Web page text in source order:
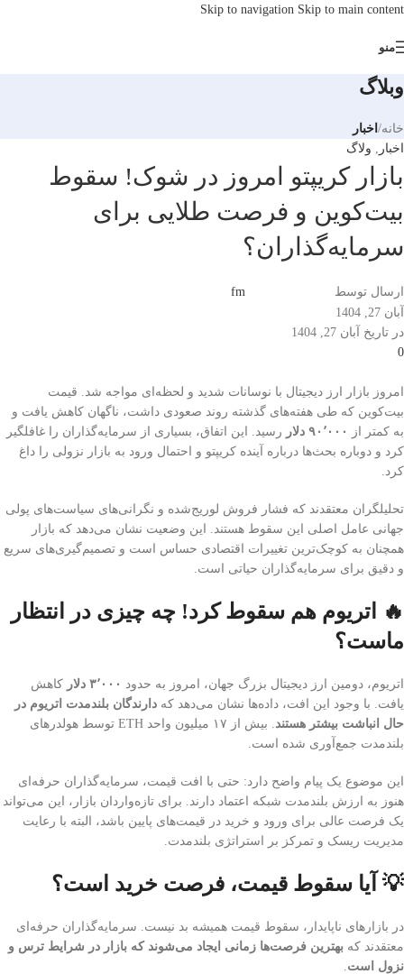
Skip to navigation Skip to main content
منو
وبلاگ
خانه/ اخبار
اخبار , ولاگ
بازار کریپتو امروز در شوک! سقوط
بیت‌کوین و فرصت طلایی برای
سرمایه‌گذاران؟
ارسال توسط
fm
آبان 27, 1404
در تاریخ آبان 27, 1404
0
امروز بازار ارز دیجیتال با نوسانات شدید و لحظه‌ای مواجه شد. قیمت
بیت‌کوین که طی هفته‌های گذشته روند صعودی داشت، ناگهان کاهش یافت و
به کمتر از
۹۰٬۰۰۰ دلار
رسید. این اتفاق، بسیاری از سرمایه‌گذاران را غافلگیر
کرد و دوباره بحث‌ها درباره آینده کریپتو و احتمال ورود به بازار نزولی را داغ
کرد.
تحلیلگران معتقدند که فشار فروش لوریج‌شده و نگرانی‌های سیاست‌های پولی
جهانی عامل اصلی این سقوط هستند. این وضعیت نشان می‌دهد که بازار
همچنان به کوچک‌ترین تغییرات اقتصادی حساس است و تصمیم‌گیری‌های سریع
و دقیق برای سرمایه‌گذاران حیاتی است.
🔥 اتریوم هم سقوط کرد! چه چیزی در انتظار
ماست؟
اتریوم، دومین ارز دیجیتال بزرگ جهان، امروز به حدود ۳٬۰۰۰ دلار
کاهش
یافت. با وجود این افت، داده‌ها نشان می‌دهد که دارندگان بلندمدت اتریوم در
حال انباشت بیشتر هستند
. بیش از ۱۷ میلیون واحد ETH توسط هولدرهای
بلندمدت جمع‌آوری شده است.
این موضوع یک پیام واضح دارد: حتی با افت قیمت، سرمایه‌گذاران حرفه‌ای
هنوز به ارزش بلندمدت شبکه اعتماد دارند. برای تازه‌واردان بازار، این می‌تواند
یک فرصت عالی برای ورود و خرید در قیمت‌های پایین باشد، البته با رعایت
مدیریت ریسک و تمرکز بر استراتژی بلندمدت.
💡 آیا سقوط قیمت، فرصت خرید است؟
در بازارهای ناپایدار، سقوط قیمت همیشه بد نیست. سرمایه‌گذاران حرفه‌ای
معتقدند که بهترین فرصت‌ها زمانی ایجاد می‌شوند که بازار در شرایط ترس و
نزول است